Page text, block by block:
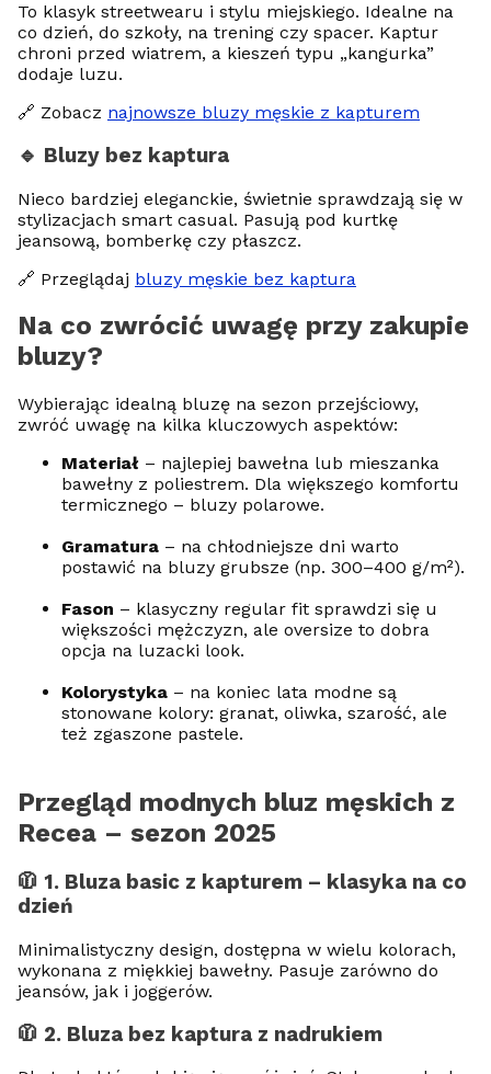
To klasyk streetwearu i stylu miejskiego. Idealne na
co dzień, do szkoły, na trening czy spacer. Kaptur
chroni przed wiatrem, a kieszeń typu „kangurka”
dodaje luzu.
🔗 Zobacz najnowsze bluzy męskie z kapturem
🔹 Bluzy bez kaptura
Nieco bardziej eleganckie, świetnie sprawdzają się w
stylizacjach smart casual. Pasują pod kurtkę
jeansową, bomberkę czy płaszcz.
🔗 Przeglądaj bluzy męskie bez kaptura
Na co zwrócić uwagę przy zakupie
bluzy?
Wybierając idealną bluzę na sezon przejściowy,
zwróć uwagę na kilka kluczowych aspektów:
Materiał – najlepiej bawełna lub mieszanka
bawełny z poliestrem. Dla większego komfortu
termicznego – bluzy polarowe.
Gramatura – na chłodniejsze dni warto
postawić na bluzy grubsze (np. 300–400 g/m²).
Fason – klasyczny regular fit sprawdzi się u
większości mężczyzn, ale oversize to dobra
opcja na luzacki look.
Kolorystyka – na koniec lata modne są
stonowane kolory: granat, oliwka, szarość, ale
też zgaszone pastele.
Przegląd modnych bluz męskich z
Recea – sezon 2025
🧥 1. Bluza basic z kapturem – klasyka na co
dzień
Minimalistyczny design, dostępna w wielu kolorach,
wykonana z miękkiej bawełny. Pasuje zarówno do
jeansów, jak i joggerów.
🧥 2. Bluza bez kaptura z nadrukiem